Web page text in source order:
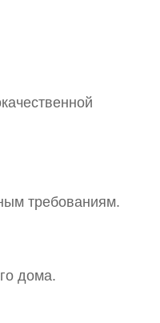
требованиям.
дома.